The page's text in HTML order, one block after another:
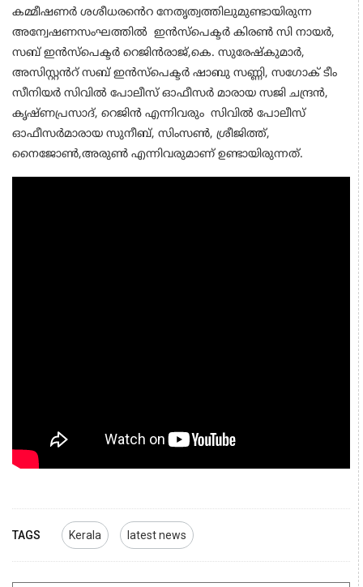
കമ്മീഷണർ ശശീധരൻെറ നേതൃത്വത്തിലുമുണ്ടായിരുന്ന
അന്വേഷണസംഘത്തിൽ ഇൻസ്പെക്ടർ കിരൺ സി നായർ,
സബ് ഇൻസ്പെക്ടർ റെജിൻരാജ്,കെ. സുരേഷ്കുമാർ,
അസിസ്റ്റൻറ് സബ് ഇൻസ്പെക്ടർ ഷാബു സണ്ണി, സഗോക് ടീം
സീനിയർ സിവിൽ പോലീസ് ഓഫീസർ മാരായ സജി ചന്ദ്രൻ,
കൃഷ്ണപ്രസാദ്, റെജിൻ എന്നിവരും സിവിൽ പോലീസ്
ഓഫീസർമാരായ സുനീബ്, സിംസൺ, ശ്രീജിത്ത്,
നൈജോൺ,അരുൺ എന്നിവരുമാണ് ഉണ്ടായിരുന്നത്.
TAGS Kerala latest news